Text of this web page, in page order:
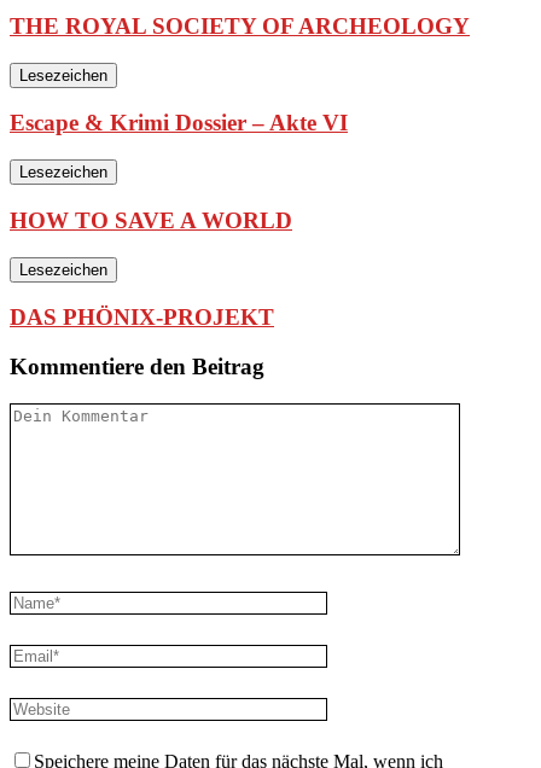
THE ROYAL SOCIETY OF ARCHEOLOGY
Lesezeichen
Escape & Krimi Dossier – Akte VI
Lesezeichen
HOW TO SAVE A WORLD
Lesezeichen
DAS PHÖNIX-PROJEKT
Kommentiere den Beitrag
Speichere meine Daten für das nächste Mal, wenn ich